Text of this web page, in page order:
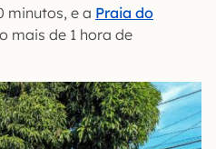
minutos, e a Praia do
mais de 1 hora de